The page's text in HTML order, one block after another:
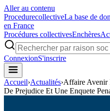
Aller au contenu
ProcedurecollectiveLa base de
en France
Procédures collectivesEnchères
ConnexionS'inscrire
Accueil›Actualités›Affaire Avenir
De Prejudice Et Une Enquete